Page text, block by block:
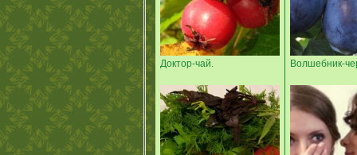
Доктор-чай. Волшебник-